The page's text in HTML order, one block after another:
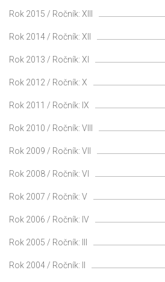
Rok 2015 / Ročník: XIII
Rok 2014 / Ročník: XII
Rok 2013 / Ročník: XI
Rok 2012 / Ročník: X
Rok 2011 / Ročník: IX
Rok 2010 / Ročník: VIII
Rok 2009 / Ročník: VII
Rok 2008 / Ročník: VI
Rok 2007 / Ročník: V
Rok 2006 / Ročník: IV
Rok 2005 / Ročník: III
Rok 2004 / Ročník: II